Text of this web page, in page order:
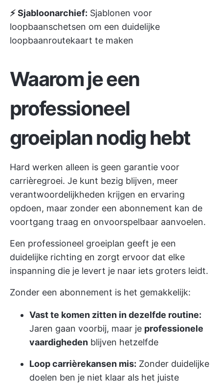
⚡️ Sjabloonarchief: Sjablonen voor
loopbaanschetsen om een duidelijke
loopbaanroutekaart te maken
Waarom je een
professioneel
groeiplan nodig hebt
Hard werken alleen is geen garantie voor
carrièregroei. Je kunt bezig blijven, meer
verantwoordelijkheden krijgen en ervaring
opdoen, maar zonder een abonnement kan de
voortgang traag en onvoorspelbaar aanvoelen.
Een professioneel groeiplan geeft je een
duidelijke richting en zorgt ervoor dat elke
inspanning die je levert je naar iets groters leidt.
Zonder een abonnement is het gemakkelijk:
Vast te komen zitten in dezelfde routine:
Jaren gaan voorbij, maar je professionele
vaardigheden blijven hetzelfde
Loop carrièrekansen mis: Zonder duidelijke
doelen ben je niet klaar als het juiste